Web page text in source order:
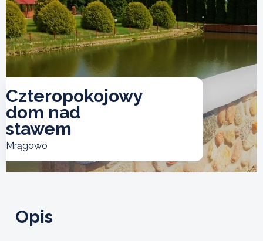
Czteropokojowy
dom nad
stawem
Mrągowo
Opis